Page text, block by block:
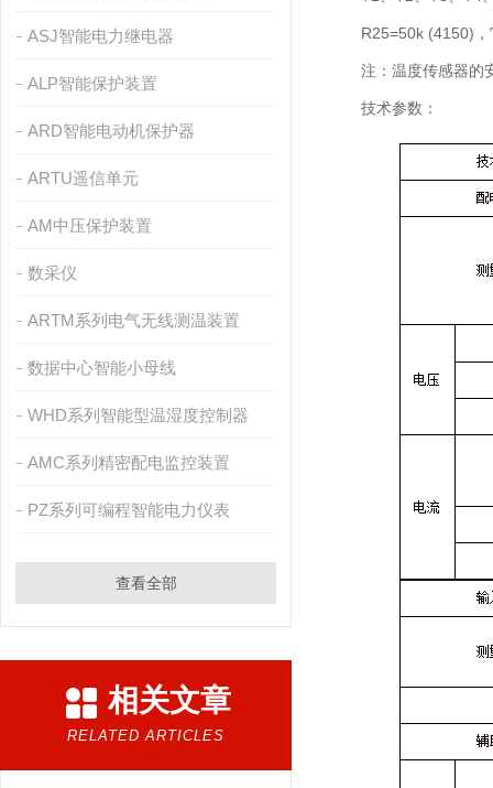
ASJ智能电力继电器
ALP智能保护装置
ARD智能电动机保护器
ARTU遥信单元
AM中压保护装置
数采仪
ARTM系列电气无线测温装置
数据中心智能小母线
WHD系列智能型温湿度控制器
AMC系列精密配电监控装置
PZ系列可编程智能电力仪表
查看全部
相关文章
RELATED ARTICLES
R25=50k (4150)，
注：温度传感器的安
技术参数：